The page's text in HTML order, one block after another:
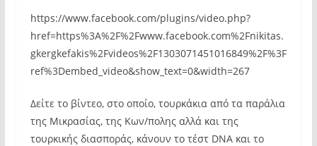
https://www.facebook.com/plugins/video.php?
href=https%3A%2F%2Fwww.facebook.com%2Fnikitas.
gkergkefakis%2Fvideos%2F1303071451016849%2F%3F
ref%3Dembed_video&show_text=0&width=267
Δείτε το βίντεο, στο οποίο, τουρκάκια από τα παράλια
της Μικρασίας, της Κων/πολης αλλά και της
τουρκικής διασποράς, κάνουν το τέστ DNA και το